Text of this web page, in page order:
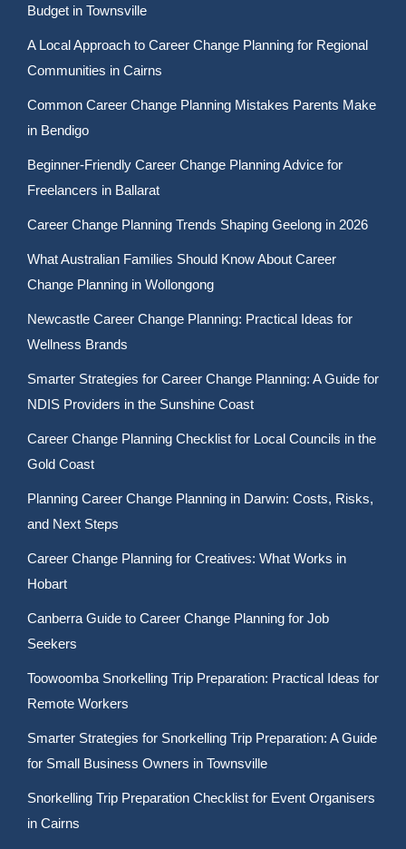
Budget in Townsville
A Local Approach to Career Change Planning for Regional
Communities in Cairns
Common Career Change Planning Mistakes Parents Make
in Bendigo
Beginner-Friendly Career Change Planning Advice for
Freelancers in Ballarat
Career Change Planning Trends Shaping Geelong in 2026
What Australian Families Should Know About Career
Change Planning in Wollongong
Newcastle Career Change Planning: Practical Ideas for
Wellness Brands
Smarter Strategies for Career Change Planning: A Guide for
NDIS Providers in the Sunshine Coast
Career Change Planning Checklist for Local Councils in the
Gold Coast
Planning Career Change Planning in Darwin: Costs, Risks,
and Next Steps
Career Change Planning for Creatives: What Works in
Hobart
Canberra Guide to Career Change Planning for Job
Seekers
Toowoomba Snorkelling Trip Preparation: Practical Ideas for
Remote Workers
Smarter Strategies for Snorkelling Trip Preparation: A Guide
for Small Business Owners in Townsville
Snorkelling Trip Preparation Checklist for Event Organisers
in Cairns